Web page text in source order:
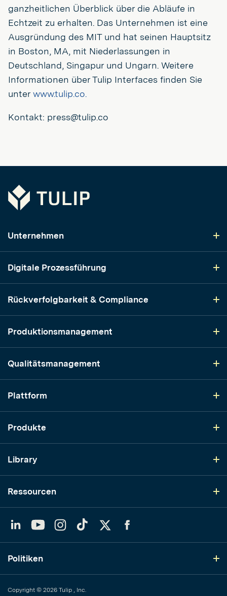
ganzheitlichen Überblick über die Abläufe in
Echtzeit zu erhalten. Das Unternehmen ist eine
Ausgründung des MIT und hat seinen Hauptsitz
in Boston, MA, mit Niederlassungen in
Deutschland, Singapur und Ungarn. Weitere
Informationen über Tulip Interfaces finden Sie
unter www.tulip.co.
Kontakt: press@tulip.co
Tulip
Unternehmen
Digitale Prozessführung
Rückverfolgbarkeit & Compliance
Produktionsmanagement
Qualitätsmanagement
Plattform
Produkte
Library
Ressourcen
YouTubeInstagram
TikTok
Politiken
Copyright © 2026 Tulip , Inc.